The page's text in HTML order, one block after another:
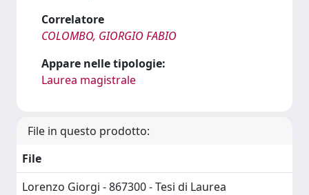
Correlatore
COLOMBO, GIORGIO FABIO
Appare nelle tipologie:
Laurea magistrale
File in questo prodotto:
File
Lorenzo Giorgi - 867300 - Tesi di Laurea